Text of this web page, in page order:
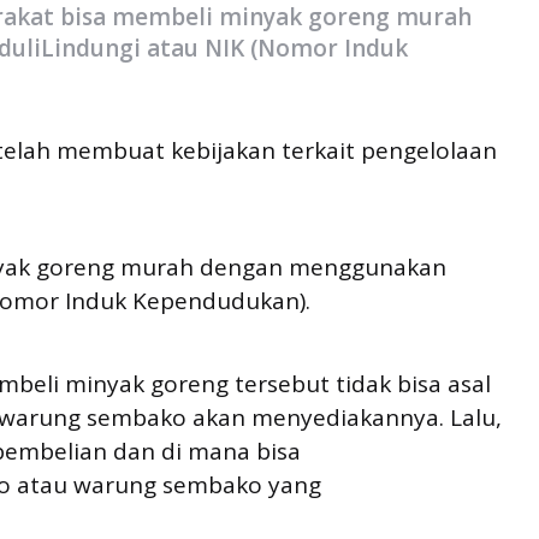
bisa membeli minyak goreng murah
atau NIK (Nomor Induk
membuat kebijakan terkait pengelolaan
goreng murah dengan menggunakan
Induk Kependudukan).
minyak goreng tersebut tidak bisa asal
sembako akan menyediakannya. Lalu,
dan di mana bisa
atau warung sembako yang